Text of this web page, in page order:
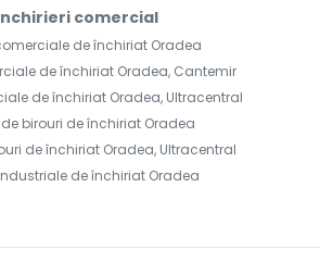
comercial
de închiriat Oradea
de închiriat Oradea, Cantemir
de închiriat Oradea, Ultracentral
birouri de închiriat Oradea
de închiriat Oradea, Ultracentral
de închiriat Oradea